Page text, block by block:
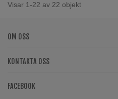
Visar 1-22 av 22 objekt
OM OSS
KONTAKTA OSS
FACEBOOK